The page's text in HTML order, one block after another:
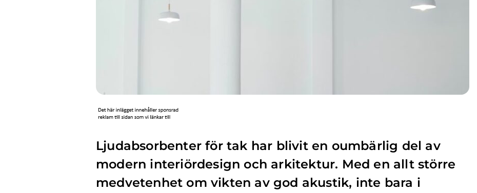
Ljudabsorbenter för tak har blivit en oumbärlig del av
modern interiördesign och arkitektur. Med en allt större
medvetenhet om vikten av god akustik, inte bara i